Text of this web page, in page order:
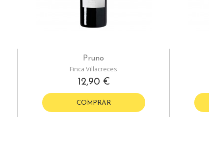
Pruno
Finca Villacreces
12,90 €
COMPRAR